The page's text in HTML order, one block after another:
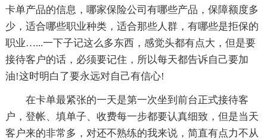
卡单产品的信息，哪家保险公司有哪些产品，保障额度多
少，适合哪些职业种类，适合那些人群，有哪些是拒保的
职业…...一下子记这么多东西，感觉头都有点大，但是要
接待客户的话，必须要记住，所以每天都告诉自己要加
油!这时明白了要永远对自己有信心!
在卡单最紧张的一天是第一次坐到前台正式接待客
户，登帐、填单子、收费每一步都要认真细致，但是当天
客户来的非常多，对还不熟练的我来说，简直有点力不从